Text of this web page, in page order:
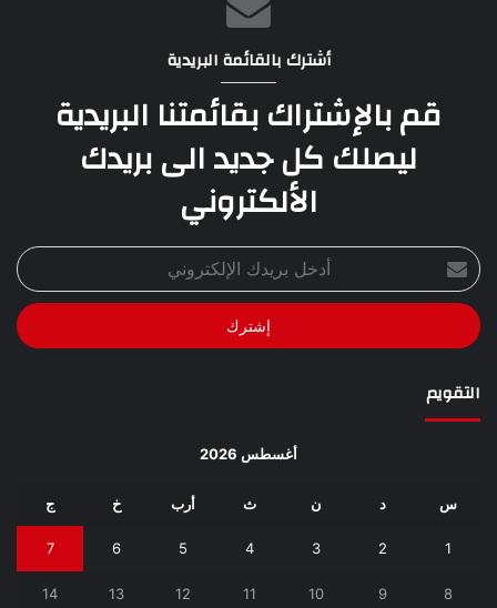
أشترك بالقائمة البريدية
قم بالإشتراك بقائمتنا البريدية
ليصلك كل جديد الى بريدك
الألكتروني
أدخل
بريدك
الإلكتروني
التقويم
أغسطس 2026
س د ن ث أرب خ ج
1
2
3
4
5
6
7
8
9
10
11
12
13
14